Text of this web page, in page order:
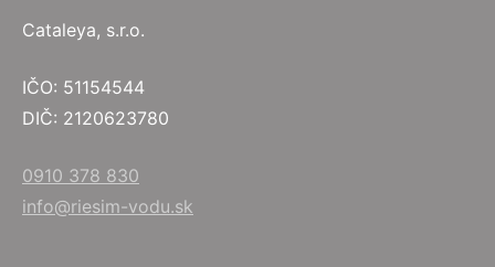
Cataleya, s.r.o.
IČO: 51154544
DIČ: 2120623780
0910 378 830
info@riesim-vodu.sk